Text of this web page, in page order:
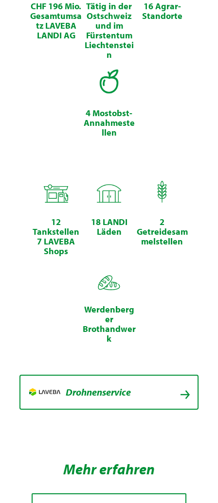
CHF 196 Mio.
Gesamtumsa
tz LAVEBA
LANDI AG
Tätig in der
Ostschweiz
und im
Fürstentum
Liechtenstei
n
16 Agrar-
Standorte
4 Mostobst-
Annahmeste
llen
12
Tankstellen
7 LAVEBA
Shops
18 LANDI
Läden
2
Getreidesam
melstellen
Werdenberg
er
Brothandwer
k
Drohnenservice
Mehr erfahren